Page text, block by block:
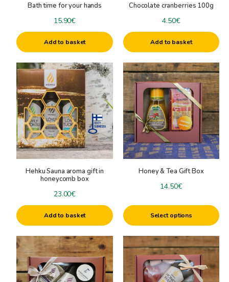
Bath time for your hands
15.90€
Add to basket
Chocolate cranberries 100g
4.50€
Add to basket
Hehku Sauna aroma gift in
honeycomb box
23.00€
Add to basket
Honey & Tea Gift Box
14.50€
Select options